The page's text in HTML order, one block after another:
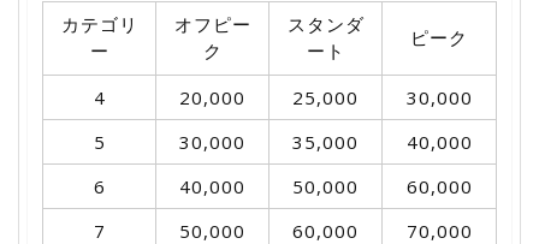
カテゴリ
ー
オフピー
ク
スタンダ
ート
ピーク
4 20,000 25,000
30,000
5
30,000 35,000
40,000
6
40,000 50,000
60,000
7
50,000 60,000
70,000